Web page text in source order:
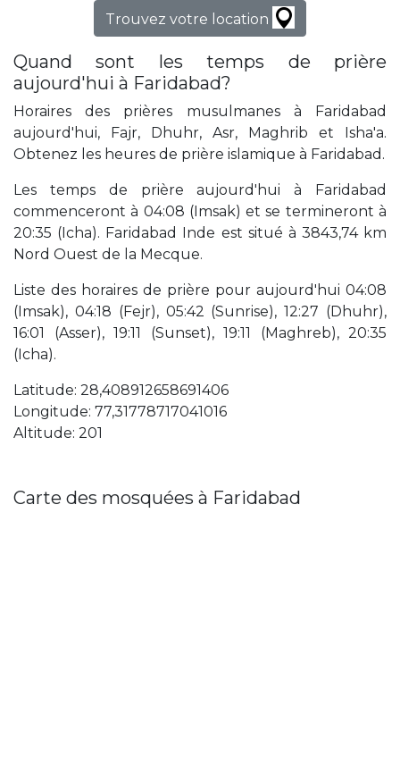
Trouvez votre location
Quand sont les temps de prière
aujourd'hui à Faridabad?
Horaires des prières musulmanes à Faridabad
aujourd'hui, Fajr, Dhuhr, Asr, Maghrib et Isha'a.
Obtenez les heures de prière islamique à Faridabad.
Les temps de prière aujourd'hui à Faridabad
commenceront à 04:08 (Imsak) et se termineront à
20:35 (Icha). Faridabad Inde est situé à 3843,74 km
Nord Ouest de la Mecque.
Liste des horaires de prière pour aujourd'hui 04:08
(Imsak), 04:18 (Fejr), 05:42 (Sunrise), 12:27 (Dhuhr),
16:01 (Asser), 19:11 (Sunset), 19:11 (Maghreb), 20:35
(Icha).
Latitude: 28,408912658691406
Longitude: 77,31778717041016
Altitude: 201
Carte des mosquées à Faridabad